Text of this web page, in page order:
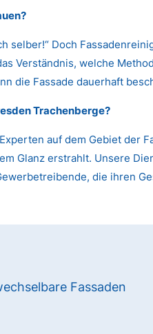
selber!“ Doch
Verständnis, welche
die Fassade dauerhaft
Trachenberge?
auf dem Gebiet der
Glanz erstrahlt. Unsere
die ihren
Fassaden